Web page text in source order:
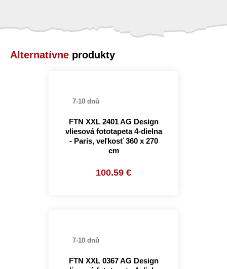
Alternatívne produkty
7-10 dnů
FTN XXL 2401 AG Design
vliesová fototapeta 4-dielna
- Paris, veľkosť 360 x 270
cm
100.59 €
7-10 dnů
FTN XXL 0367 AG Design